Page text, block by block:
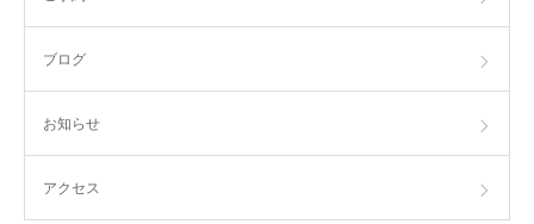
ブログ
お知らせ
アクセス